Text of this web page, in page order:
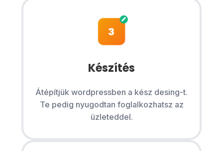
Készítés
Átépítjük wordpressben a kész desing-t.
Te pedig nyugodtan foglalkozhatsz az
üzleteddel.